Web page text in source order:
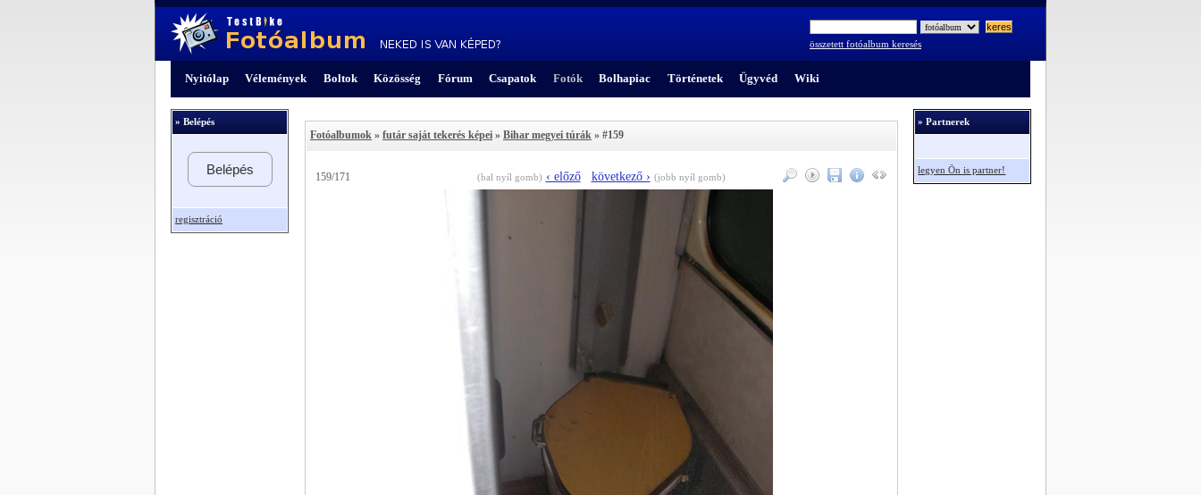
összetett fotóalbum keresés
Nyitólap Vélemények Boltok Közösség Fórum Csapatok Fotók Bolhapiac Történetek Ügyvéd Wiki
» Belépés
Belépés
regisztráció
Fotóalbumok » futár saját tekerés képei » Bihar megyei túrák » #159
159/171 (bal nyíl gomb) ‹ előző következő › (jobb nyíl gomb)
» Partnerek
legyen Ön is partner!